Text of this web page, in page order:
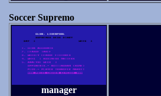
Soccer Supremo
manager